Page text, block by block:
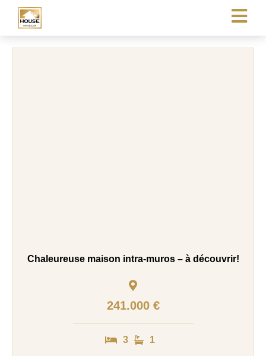
Chaleureuse maison intra-muros – à découvrir!
241.000 €
3 1